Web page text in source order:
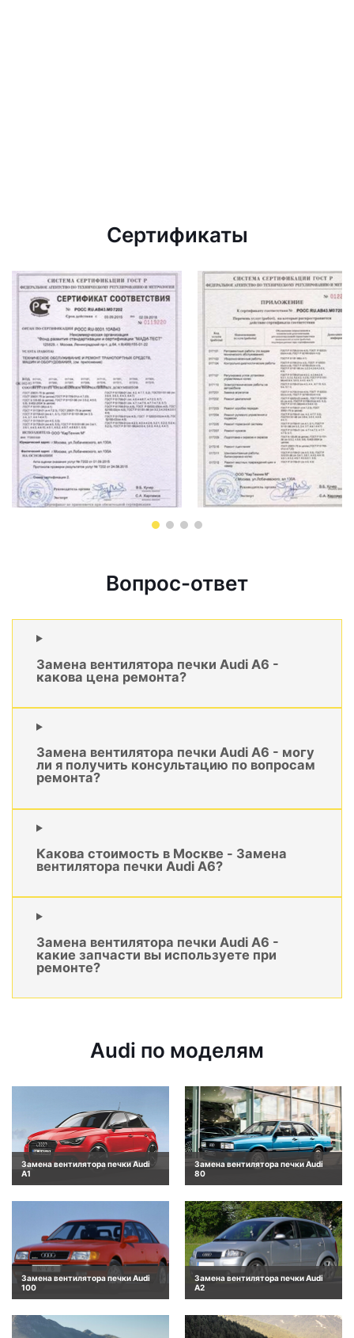
Сертификаты
Вопрос-ответ
Замена вентилятора печки Audi A6 -
какова цена ремонта?
Замена вентилятора печки Audi A6 - могу
ли я получить консультацию по вопросам
ремонта?
Какова стоимость в Москве - Замена
вентилятора печки Audi A6?
Замена вентилятора печки Audi A6 -
какие запчасти вы используете при
ремонте?
Audi по моделям
Замена вентилятора печки Audi
A1
Замена вентилятора печки Audi
80
Замена вентилятора печки Audi
100
Замена вентилятора печки Audi
A2